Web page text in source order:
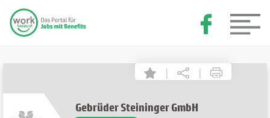
| |
Gebrüder Steininger GmbH